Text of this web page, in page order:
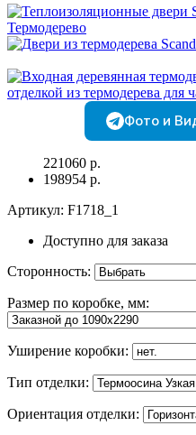
Фото и
221060 р.
198954 р.
Артикул: F1718_1
Доступно для заказа
Сторонность:
Размер по коробке, мм:
Уширение коробки:
Тип отделки:
Ориентация отделки: